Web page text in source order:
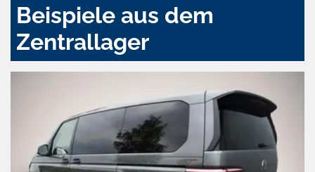
Beispiele aus dem
Zentrallager